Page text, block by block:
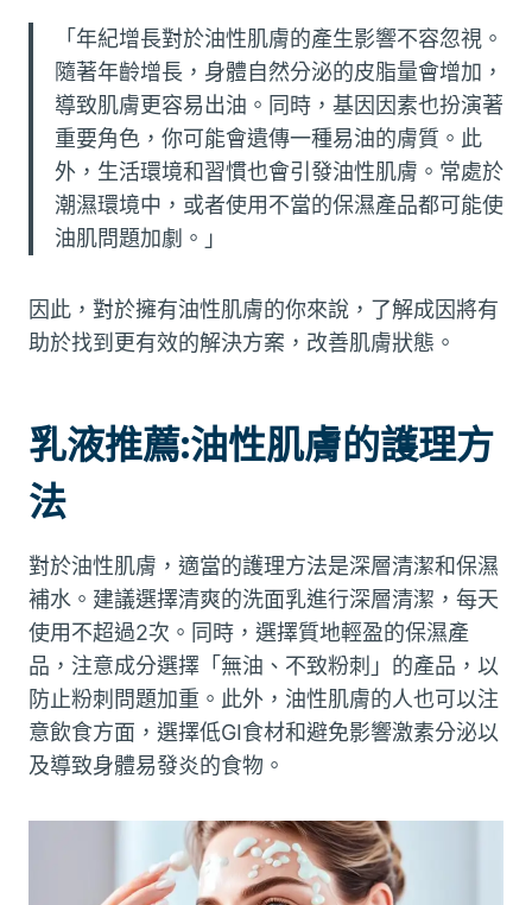
「年紀增長對於油性肌膚的產生影響不容忽視。
隨著年齡增長，身體自然分泌的皮脂量會增加，
導致肌膚更容易出油。同時，基因因素也扮演著
重要角色，你可能會遺傳一種易油的膚質。此
外，生活環境和習慣也會引發油性肌膚。常處於
潮濕環境中，或者使用不當的保濕產品都可能使
油肌問題加劇。」
因此，對於擁有油性肌膚的你來說，了解成因將有
助於找到更有效的解決方案，改善肌膚狀態。
乳液推薦:油性肌膚的護理方
法
對於油性肌膚，適當的護理方法是深層清潔和保濕
補水。建議選擇清爽的洗面乳進行深層清潔，每天
使用不超過2次。同時，選擇質地輕盈的保濕產
品，注意成分選擇「無油、不致粉刺」的產品，以
防止粉刺問題加重。此外，油性肌膚的人也可以注
意飲食方面，選擇低GI食材和避免影響激素分泌以
及導致身體易發炎的食物。